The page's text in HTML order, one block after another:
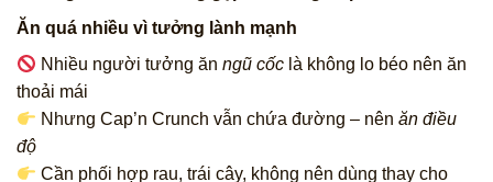
Ăn quá nhiều vì tưởng lành mạnh
Nhiều người tưởng ănngũ cốc là không lo béo nên ăn
thoải mái
Nhưng Cap’n Crunch vẫn chứa đường – nênăn điều
độ
Cần phối hợp rau, trái cây, không nên dùng thay cho